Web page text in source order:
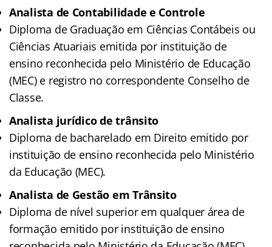
Analista de Contabilidade e Controle
Diploma de Graduação em Ciências Contábeis ou
Ciências Atuariais emitida por instituição de
ensino reconhecida pelo Ministério de Educação
(MEC) e registro no correspondente Conselho de
Classe.
Analista jurídico de trânsito
Diploma de bacharelado em Direito emitido por
instituição de ensino reconhecida pelo Ministério
da Educação (MEC).
Analista de Gestão em Trânsito
Diploma de nível superior em qualquer área de
formação emitido por instituição de ensino